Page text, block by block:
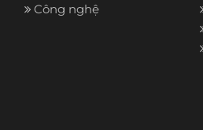
Công nghệ